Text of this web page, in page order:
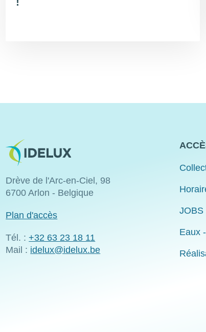
Image
Drève de l'Arc-en-Ciel, 98
6700 Arlon - Belgique
Plan d'accès
Tél. :+32 63 23 18 11
Mail : idelux@idelux.be
JOBS
Eaux